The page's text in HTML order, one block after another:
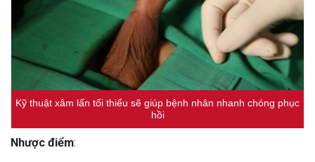
Kỹ thuật xâm lấn tối thiểu sẽ giúp bệnh nhân nhanh chóng phục
hồi
Nhược điểm: